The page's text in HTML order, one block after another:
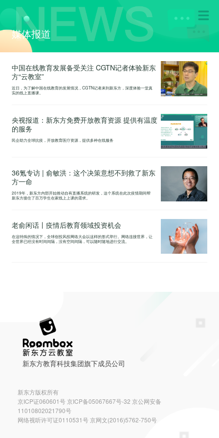
媒体报道
中国在线教育发展备受关注 CGTN记者体验新东
方“云教室”
近日，为了解中国在线教育的发展情况，CGTN记者来到新东方，深度体验一堂真
实的线上直播课。
央视报道：新东方免费开放教育资源 提供有温度
的服务
民企助力全球抗疫，开放教育医疗资源，提供多种在线服务
36氪专访 | 俞敏洪：这个决策意想不到救了新东
方一命
2019年，新东方内部开始推动自有直播系统的研发，这个系统在此次疫情期间帮
新东方接住了百万学生在家线上上课的需求。
老俞闲话丨疫情后教育领域投资机会
在这特殊的情况下，全球创投风投网络大会以这样的形式举行。网络连接世界，让
全世界已经没有时间间隔，没有空间间隔，可以随时随地进行交流。
新东方教育科技集团旗下成员公司
新东方版权所有
京ICP证060601号 京ICP备05067667号-32 京公网安备
11010802021790号
网络视听许可证0110531号 京网文(2016)5762-750号